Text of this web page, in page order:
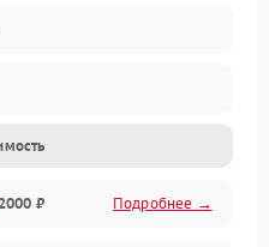
2000 ₽ Подробнее →